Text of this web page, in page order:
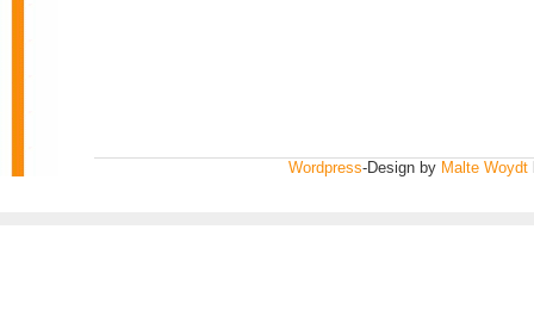
Wordpress-Design by Malte Woydt